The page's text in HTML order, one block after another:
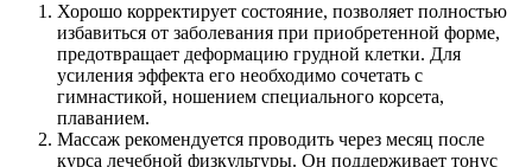
Хорошо корректирует состояние, позволяет полностью
избавиться от заболевания при приобретенной форме,
предотвращает деформацию грудной клетки. Для
усиления эффекта его необходимо сочетать с
гимнастикой, ношением специального корсета,
плаванием.
Массаж рекомендуется проводить через месяц после
курса лечебной физкультуры. Он поддерживает тонус